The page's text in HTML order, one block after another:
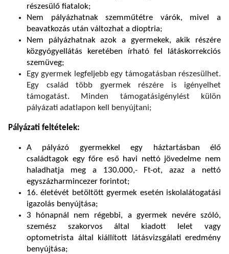
részesülő fiatalok;
Nem pályázhatnak szemműtétre várók, mivel a
beavatkozás után változhat a dioptria;
Nem pályázhatnak azok a gyermekek, akik részére
közgyógyellátás keretében írható fel látáskorrekciós
szemüveg;
Egy gyermek legfeljebb egy támogatásban részesülhet.
Egy család több gyermek részére is igényelhet
támogatást. Minden támogatásigénylést külön
pályázati adatlapon kell benyújtani;
Pályázati feltételek:
A pályázó gyermekkel egy háztartásban élő
családtagok egy főre eső havi nettó jövedelme nem
haladhatja meg a 130.000,- Ft-ot, azaz a nettó
egyszázharmincezer forintot;
16. életévét betöltött gyermek esetén iskolalátogatási
igazolás benyújtása;
3 hónapnál nem régebbi, a gyermek nevére szóló,
szemész szakorvos által kiadott lelet vagy
optometrista által kiállított látásvizsgálati eredmény
benyújtása;